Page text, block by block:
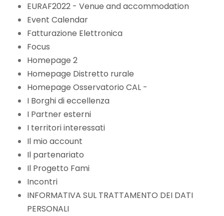
EURAF2022 - Venue and accommodation
Event Calendar
Fatturazione Elettronica
Focus
Homepage 2
Homepage Distretto rurale
Homepage Osservatorio CAL -
I Borghi di eccellenza
I Partner esterni
I territori interessati
Il mio account
Il partenariato
Il Progetto Fami
Incontri
INFORMATIVA SUL TRATTAMENTO DEI DATI
PERSONALI